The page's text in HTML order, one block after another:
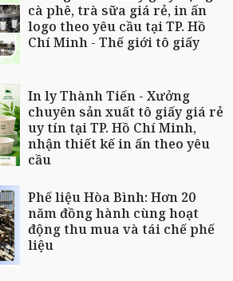
cà phê, trà sữa giá rẻ, in ấn
logo theo yêu cầu tại TP. Hồ
Chí Minh - Thế giới tô giấy
In ly Thành Tiến - Xưởng
chuyên sản xuất tô giấy giá rẻ
uy tín tại TP. Hồ Chí Minh,
nhận thiết kế in ấn theo yêu
cầu
Phế liệu Hòa Bình: Hơn 20
năm đồng hành cùng hoạt
động thu mua và tái chế phế
liệu